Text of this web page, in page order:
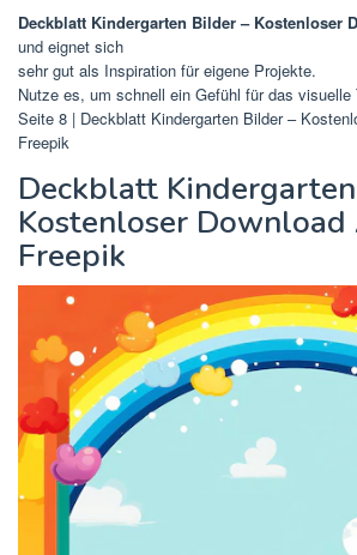
Deckblatt Kindergarten Bilder – Kostenloser
und eignet sich
sehr gut als Inspiration für eigene Projekte.
Nutze es, um schnell ein Gefühl für das
Seite 8 | Deckblatt Kindergarten Bilder –
Freepik
Deckblatt
Kostenloser
Freepik